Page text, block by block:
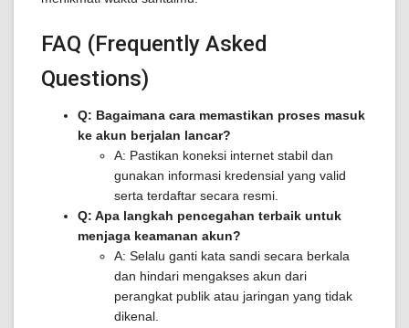
FAQ (Frequently Asked
Questions)
Q: Bagaimana cara memastikan proses masuk
ke akun berjalan lancar?
A: Pastikan koneksi internet stabil dan
gunakan informasi kredensial yang valid
serta terdaftar secara resmi.
Q: Apa langkah pencegahan terbaik untuk
menjaga keamanan akun?
A: Selalu ganti kata sandi secara berkala
dan hindari mengakses akun dari
perangkat publik atau jaringan yang tidak
dikenal.